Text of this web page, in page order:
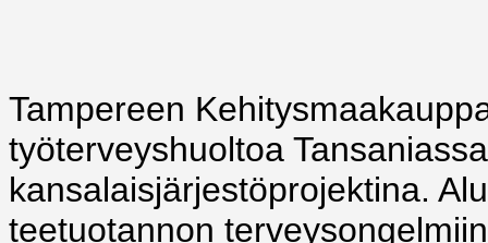
Tampereen
työterveyshuoltoa
kansalaisjärjestöprojektina.
teetuotannon